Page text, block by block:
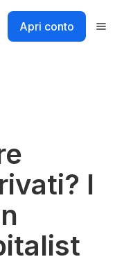
Apri conto
I